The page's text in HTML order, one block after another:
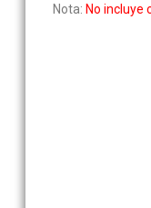
Nota: No incluye